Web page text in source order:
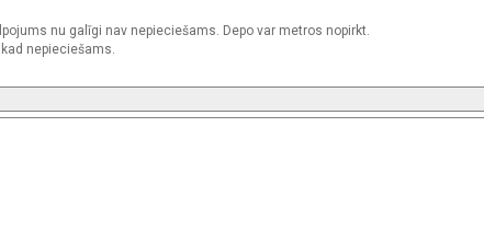
nu galīgi nav nepieciešams. Depo var metros nopirkt.
nepieciešams.